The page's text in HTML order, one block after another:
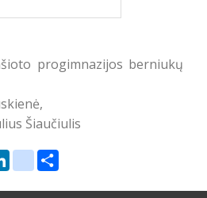
progimnazijos berniukų
Šiaučiulis
LinkedIngoogle_bookmarks